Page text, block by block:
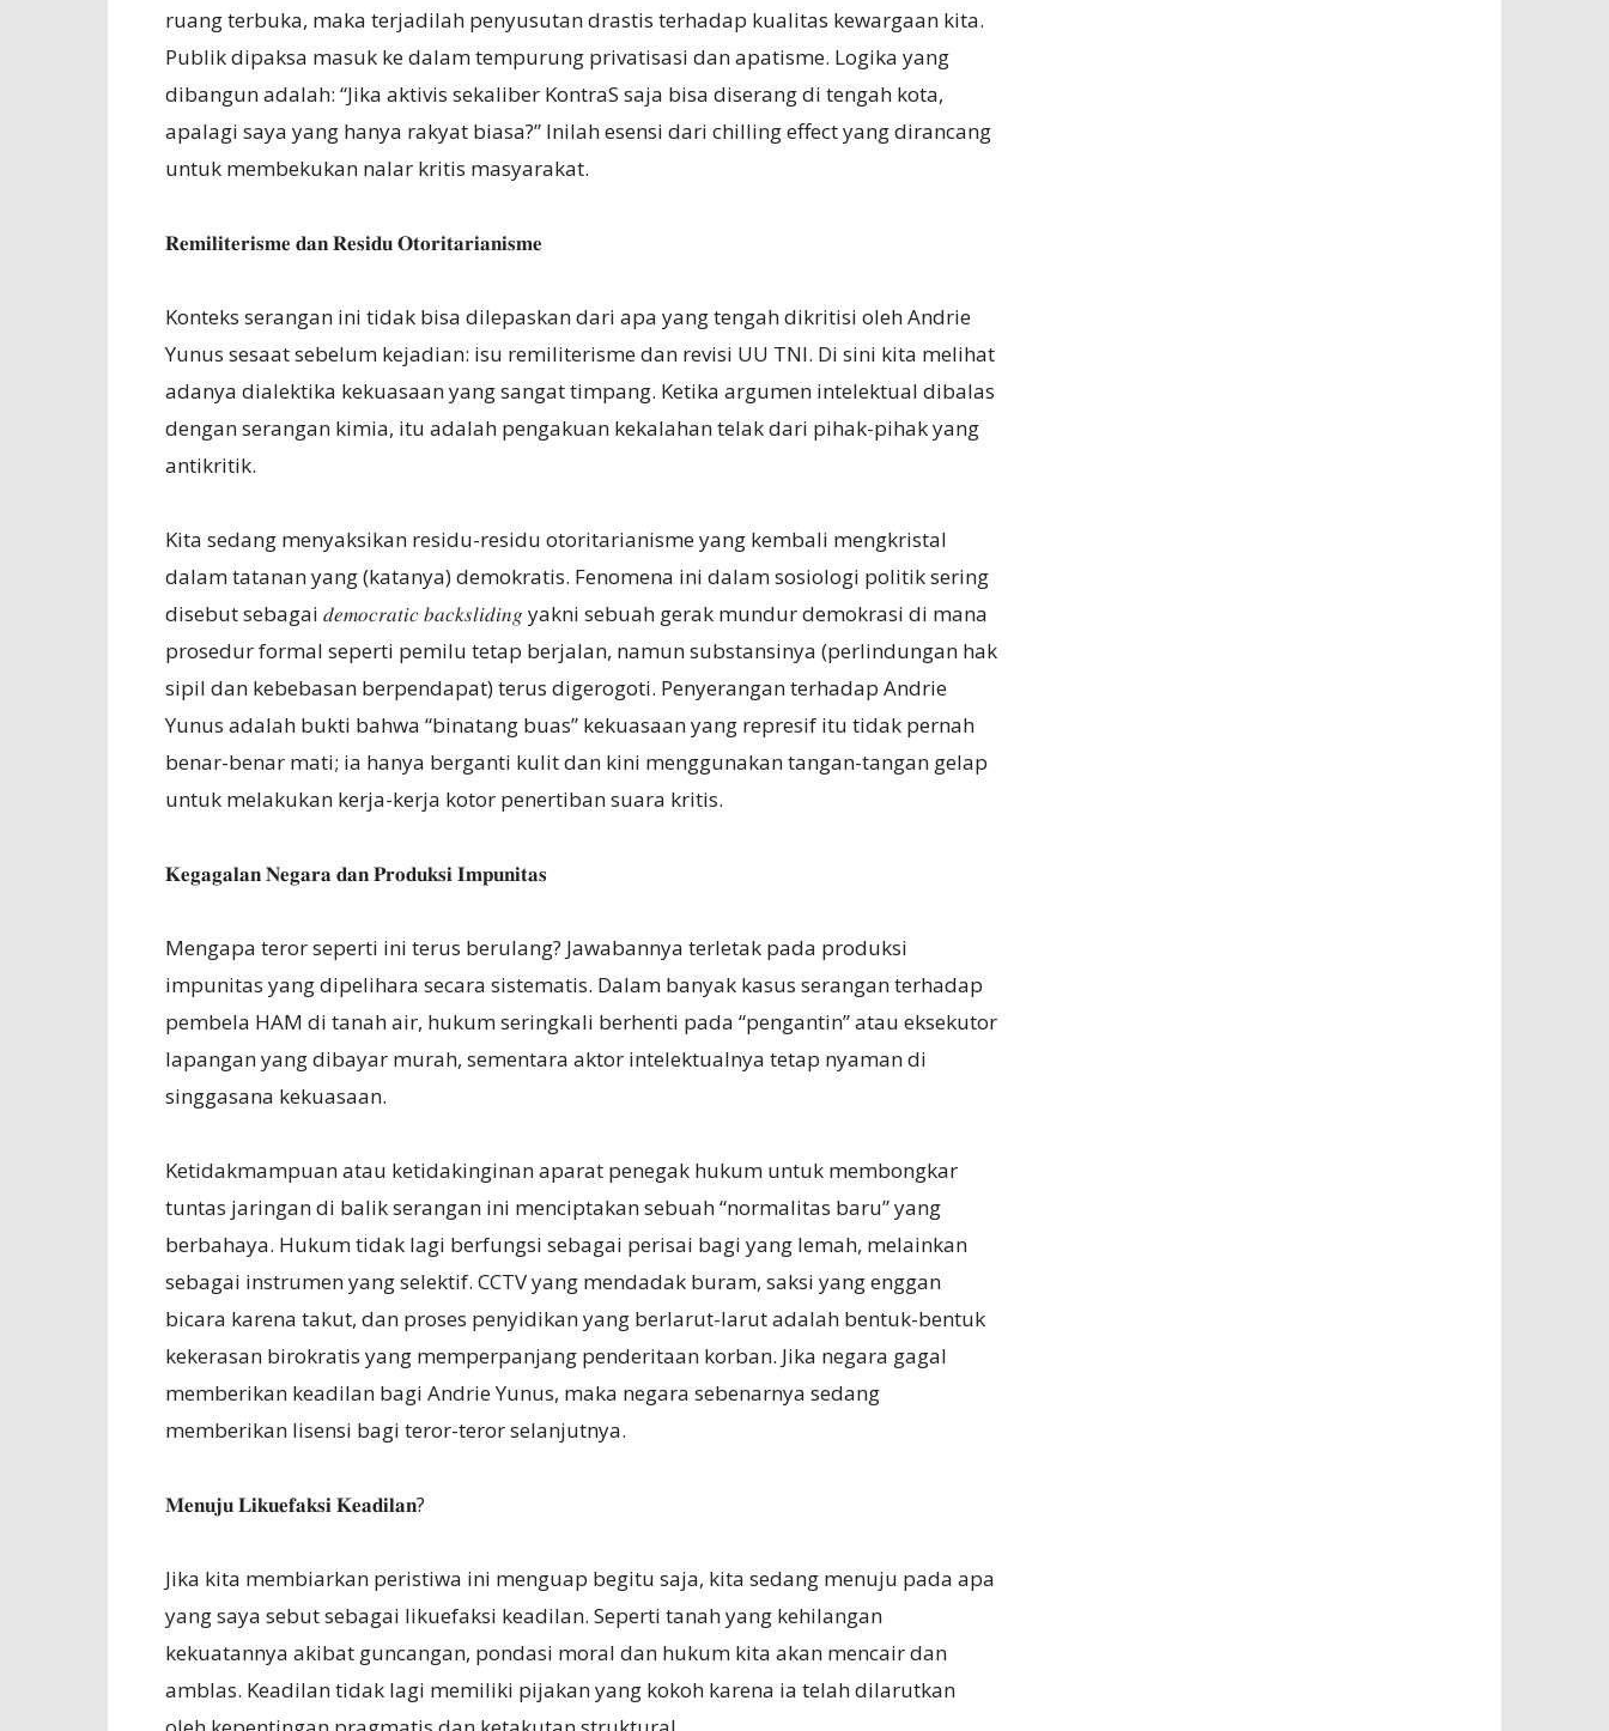
ruang terbuka, maka terjadilah penyusutan drastis terhadap kualitas kewargaan kita.
Publik dipaksa masuk ke dalam tempurung privatisasi dan apatisme. Logika yang
dibangun adalah: “Jika aktivis sekaliber KontraS saja bisa diserang di tengah kota,
apalagi saya yang hanya rakyat biasa?” Inilah esensi dari chilling effect yang dirancang
untuk membekukan nalar kritis masyarakat.
𝐑𝐞𝐦𝐢𝐥𝐢𝐭𝐞𝐫𝐢𝐬𝐦𝐞 𝐝𝐚𝐧 𝐑𝐞𝐬𝐢𝐝𝐮 𝐎𝐭𝐨𝐫𝐢𝐭𝐚𝐫𝐢𝐚𝐧𝐢𝐬𝐦𝐞
Konteks serangan ini tidak bisa dilepaskan dari apa yang tengah dikritisi oleh Andrie
Yunus sesaat sebelum kejadian: isu remiliterisme dan revisi UU TNI. Di sini kita melihat
adanya dialektika kekuasaan yang sangat timpang. Ketika argumen intelektual dibalas
dengan serangan kimia, itu adalah pengakuan kekalahan telak dari pihak-pihak yang
antikritik.
Kita sedang menyaksikan residu-residu otoritarianisme yang kembali mengkristal
dalam tatanan yang (katanya) demokratis. Fenomena ini dalam sosiologi politik sering
disebut sebagai 𝑑𝑒𝑚𝑜𝑐𝑟𝑎𝑡𝑖𝑐 𝑏𝑎𝑐𝑘𝑠𝑙𝑖𝑑𝑖𝑛𝑔 yakni sebuah gerak mundur demokrasi di mana
prosedur formal seperti pemilu tetap berjalan, namun substansinya (perlindungan hak
sipil dan kebebasan berpendapat) terus digerogoti. Penyerangan terhadap Andrie
Yunus adalah bukti bahwa “binatang buas” kekuasaan yang represif itu tidak pernah
benar-benar mati; ia hanya berganti kulit dan kini menggunakan tangan-tangan gelap
untuk melakukan kerja-kerja kotor penertiban suara kritis.
𝐊𝐞𝐠𝐚𝐠𝐚𝐥𝐚𝐧 𝐍𝐞𝐠𝐚𝐫𝐚 𝐝𝐚𝐧 𝐏𝐫𝐨𝐝𝐮𝐤𝐬𝐢 𝐈𝐦𝐩𝐮𝐧𝐢𝐭𝐚𝐬
Mengapa teror seperti ini terus berulang? Jawabannya terletak pada produksi
impunitas yang dipelihara secara sistematis. Dalam banyak kasus serangan terhadap
pembela HAM di tanah air, hukum seringkali berhenti pada “pengantin” atau eksekutor
lapangan yang dibayar murah, sementara aktor intelektualnya tetap nyaman di
singgasana kekuasaan.
Ketidakmampuan atau ketidakinginan aparat penegak hukum untuk membongkar
tuntas jaringan di balik serangan ini menciptakan sebuah “normalitas baru” yang
berbahaya. Hukum tidak lagi berfungsi sebagai perisai bagi yang lemah, melainkan
sebagai instrumen yang selektif. CCTV yang mendadak buram, saksi yang enggan
bicara karena takut, dan proses penyidikan yang berlarut-larut adalah bentuk-bentuk
kekerasan birokratis yang memperpanjang penderitaan korban. Jika negara gagal
memberikan keadilan bagi Andrie Yunus, maka negara sebenarnya sedang
memberikan lisensi bagi teror-teror selanjutnya.
𝐌𝐞𝐧𝐮𝐣𝐮 𝐋𝐢𝐤𝐮𝐞𝐟𝐚𝐤𝐬𝐢 𝐊𝐞𝐚𝐝𝐢𝐥𝐚𝐧?
Jika kita membiarkan peristiwa ini menguap begitu saja, kita sedang menuju pada apa
yang saya sebut sebagai likuefaksi keadilan. Seperti tanah yang kehilangan
kekuatannya akibat guncangan, pondasi moral dan hukum kita akan mencair dan
amblas. Keadilan tidak lagi memiliki pijakan yang kokoh karena ia telah dilarutkan